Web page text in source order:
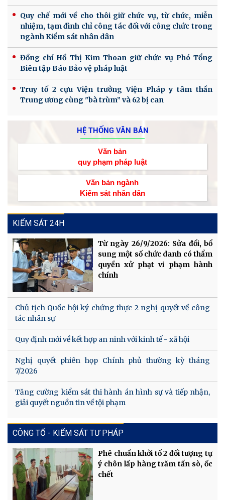
Quy chế mới về cho thôi giữ chức vụ, từ chức, miễn
nhiệm, tạm đình chỉ công tác đối với công chức trong
ngành Kiểm sát nhân dân
Đồng chí Hồ Thị Kim Thoan giữ chức vụ Phó Tổng
Biên tập Báo Bảo vệ pháp luật
Truy tố 2 cựu Viện trưởng Viện Pháp y tâm thần
Trung ương cùng "bà trùm” và 62 bị can
HỆ THỐNG VĂN BẢN
Văn bản
quy phạm pháp luật
Văn bản ngành
Kiểm sát nhân dân
KIỂM SÁT 24H
Từ ngày 26/9/2026: Sửa đổi, bổ
sung một số chức danh có thẩm
quyền xử phạt vi phạm hành
chính
Chủ tịch Quốc hội ký chứng thực 2 nghị quyết về công
tác nhân sự
Quy định mới về kết hợp an ninh với kinh tế - xã hội
Nghị quyết phiên họp Chính phủ thường kỳ tháng
7/2026
Tăng cường kiểm sát thi hành án hình sự và tiếp nhận,
giải quyết nguồn tin về tội phạm
CÔNG TỐ - KIỂM SÁT TƯ PHÁP
Phê chuẩn khởi tố 2 đối tượng tự
ý chôn lấp hàng trăm tấn sò, ốc
chết